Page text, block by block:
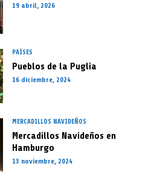
19 abril, 2026
PAÍSES
Pueblos de la Puglia
16 diciembre, 2024
MERCADILLOS NAVIDEÑOS
Mercadillos Navideños en
Hamburgo
13 noviembre, 2024